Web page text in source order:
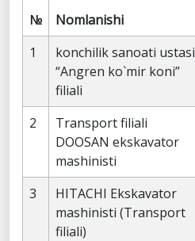
№ Nomlanishi
1
konchilik sanoati ustasi
“Angren ko`mir koni”
filiali
2
Transport filiali
DOOSAN ekskavator
mashinisti
3
HITACHI Ekskavator
mashinisti (Transport
filiali)